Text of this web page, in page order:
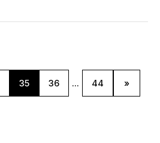
35 36 ... 44 »